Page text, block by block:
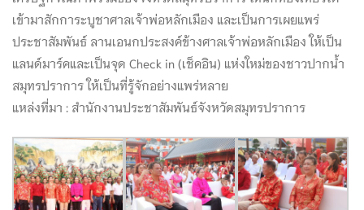
เข้ามาสักการะบูชาศาลเจ้าพ่อหลักเมือง และเป็นการเผยแพร่
ประชาสัมพันธ์ ลานเอนกประสงค์ข้างศาลเจ้าพ่อหลักเมือง ให้เป็น
แลนด์มาร์คและเป็นจุด Check in (เช็คอิน) แห่งใหม่ของชาวปากน้ำ
สมุทรปราการ ให้เป็นที่รู้จักอย่างแพร่หลาย
แหล่งที่มา : สำนักงานประชาสัมพันธ์จังหวัดสมุทรปราการ